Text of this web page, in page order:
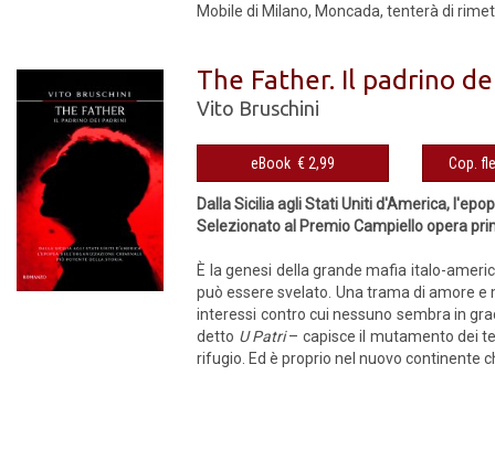
Mobile di Milano, Moncada, tenterà di
The Father. Il padrino
Vito Bruschini
eBook € 2,99
Dalla Sicilia agli Stati Uniti d'America,
Selezionato al Premio Campiello opera
È la genesi della grande mafia italo-
può essere svelato. Una trama di amore
interessi contro cui nessuno sembra in
detto U Patri– capisce il mutamento dei
rifugio. Ed è proprio nel nuovo continente